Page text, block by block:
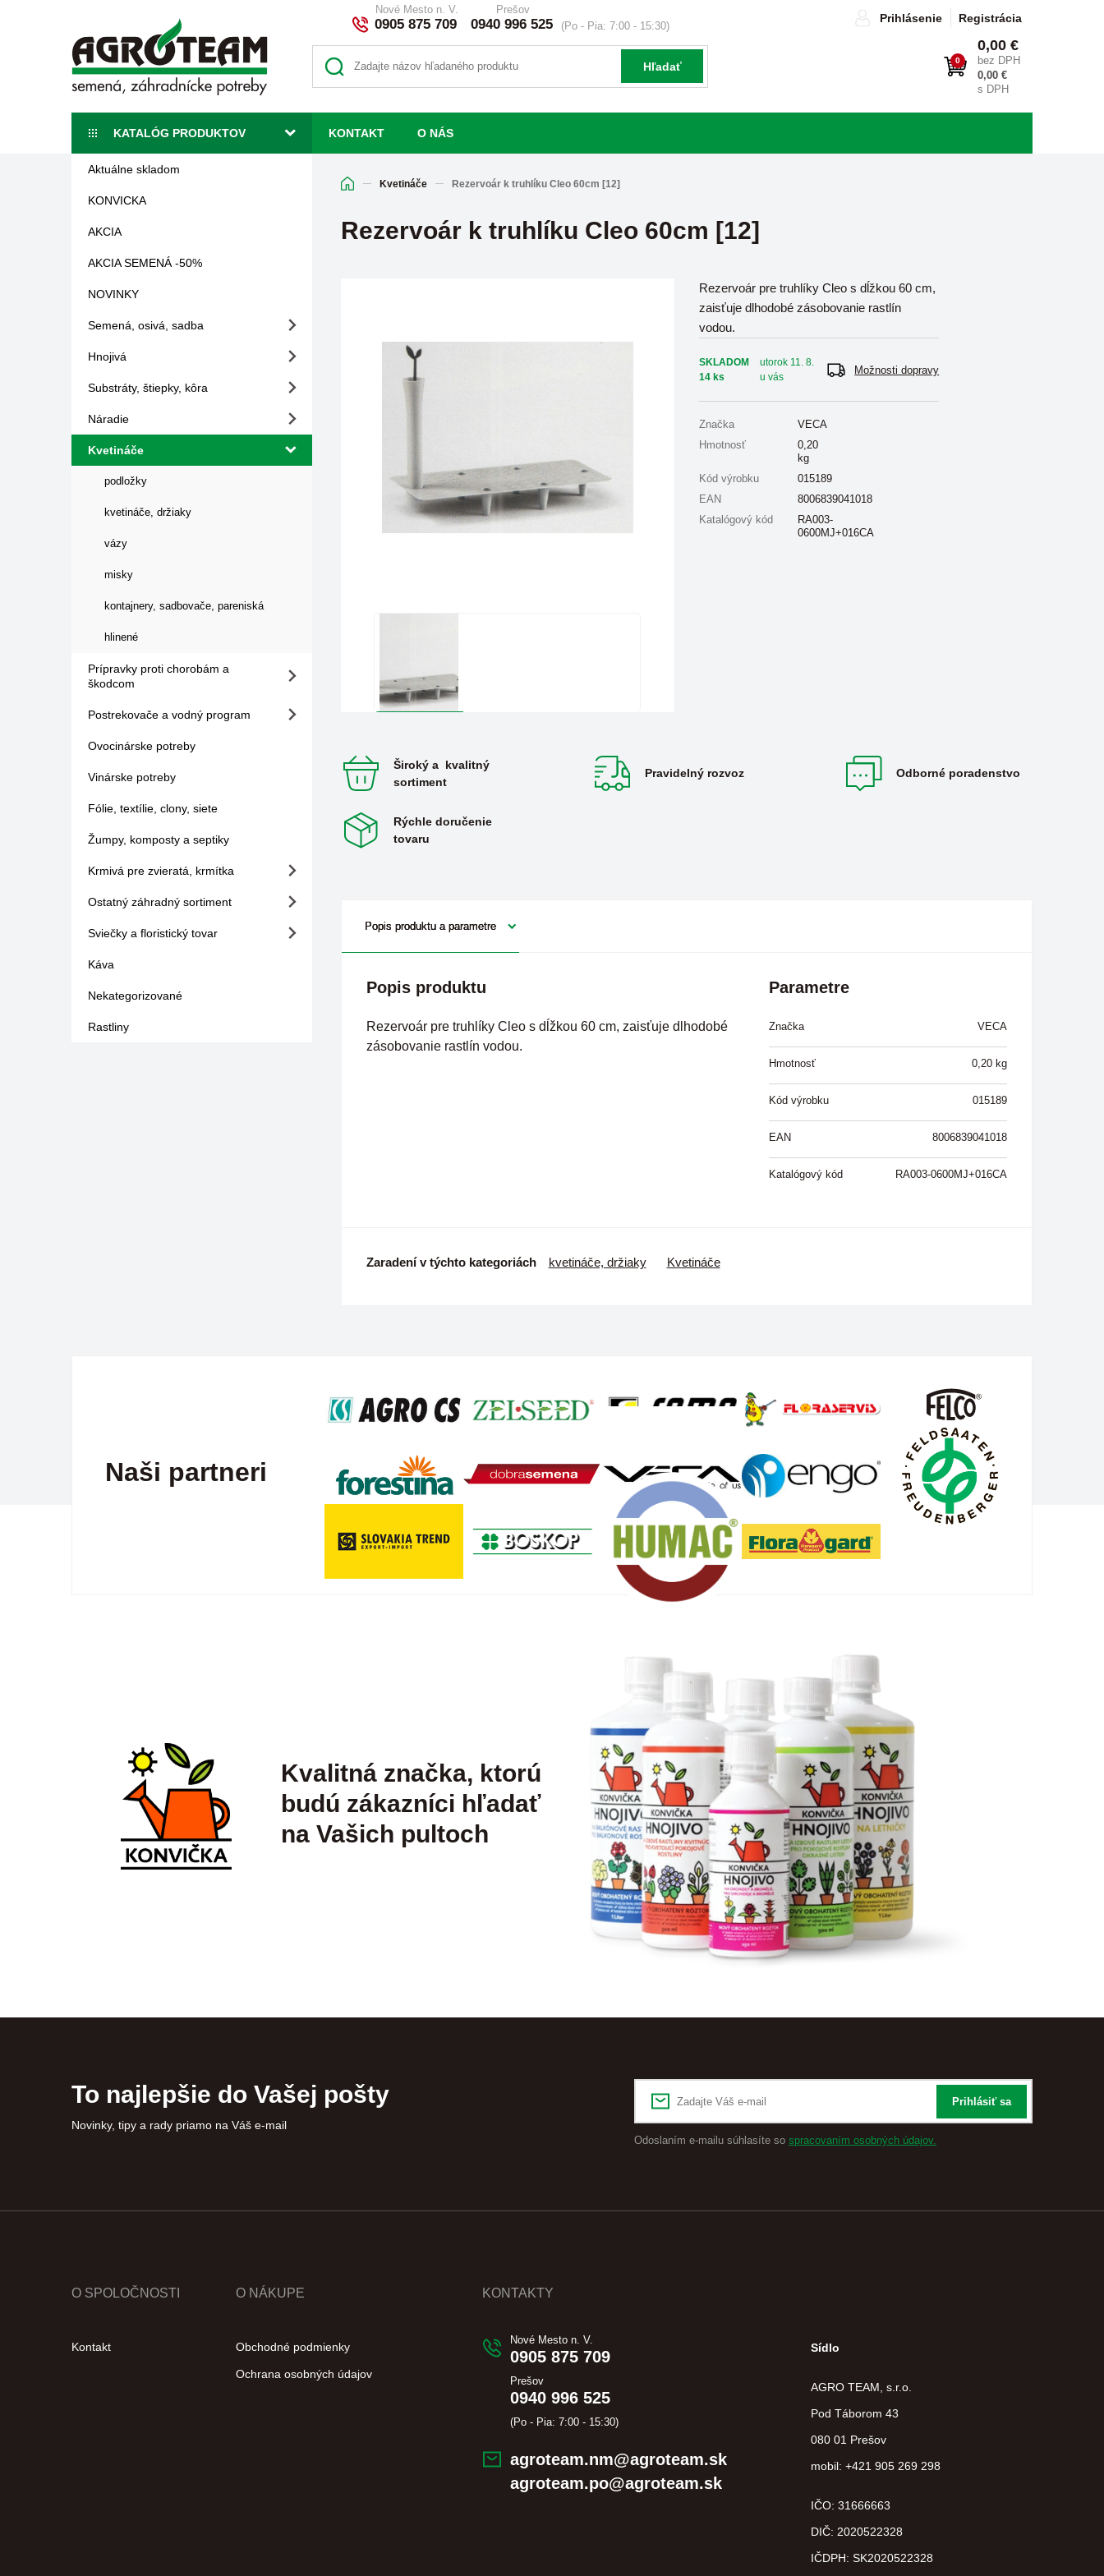
Nové Mesto n. V.
0905 875 709
Prešov
0940 996 525 (Po - Pia: 7:00 - 15:30)
Prihlásenie Registrácia
Hľadať 0
0,00 €
bez DPH
0,00 €
s DPH
KONTAKT O NÁS
KATALÓG PRODUKTOV
Aktuálne skladom
KONVICKA
AKCIA
AKCIA SEMENÁ -50%
NOVINKY
Semená, osivá, sadba
Hnojivá
Substráty, štiepky, kôra
Náradie
Kvetináče
podložky
kvetináče, držiaky
vázy
misky
kontajnery, sadbovače, pareniská
hlinené
Prípravky proti chorobám a
škodcom
Postrekovače a vodný program
Ovocinárske potreby
Vinárske potreby
Fólie, textílie, clony, siete
Žumpy, komposty a septiky
Krmivá pre zvieratá, krmítka
Ostatný záhradný sortiment
Sviečky a floristický tovar
Káva
Nekategorizované
Rastliny
Kvetináče Rezervoár k truhlíku Cleo 60cm [12]
Rezervoár k truhlíku Cleo 60cm [12]
Rezervoár pre truhlíky Cleo s dĺžkou 60 cm,
zaisťuje dlhodobé zásobovanie rastlín
vodou.
SKLADOM
14 ks
utorok 11. 8.
u vás
Možnosti dopravy
Značka
VECA
Hmotnosť
0,20
kg
Kód výrobku
015189
EAN
8006839041018
Katalógový kód
RA003-
0600MJ+016CA
Široký a kvalitný
sortiment
Pravidelný rozvoz Odborné poradenstvo
Rýchle doručenie
tovaru
Popis produktu a parametre
Popis produktu
Rezervoár pre truhlíky Cleo s dĺžkou 60 cm, zaisťuje dlhodobé
zásobovanie rastlín vodou.
Parametre
Značka VECA
Hmotnosť 0,20 kg
Kód výrobku 015189
EAN 8006839041018
Katalógový kód RA003-0600MJ+016CA
Zaradení v týchto kategoriách kvetináče, držiaky Kvetináče
Naši partneri
Kvalitná značka, ktorú
budú zákazníci hľadať
na Vašich pultoch
To najlepšie do Vašej pošty
Novinky, tipy a rady priamo na Váš e-mail
Prihlásiť sa
Odoslaním e-mailu súhlasíte so spracovaním osobných údajov.
O SPOLOČNOSTI
Kontakt
O NÁKUPE
Obchodné podmienky
Ochrana osobných údajov
KONTAKTY
Nové Mesto n. V.
0905 875 709
Prešov
0940 996 525
(Po - Pia: 7:00 - 15:30)
agroteam.nm@agroteam.sk
agroteam.po@agroteam.sk
Sídlo
AGRO TEAM, s.r.o.
Pod Táborom 43
080 01 Prešov
mobil: +421 905 269 298
IČO: 31666663
DIČ: 2020522328
IČDPH: SK2020522328